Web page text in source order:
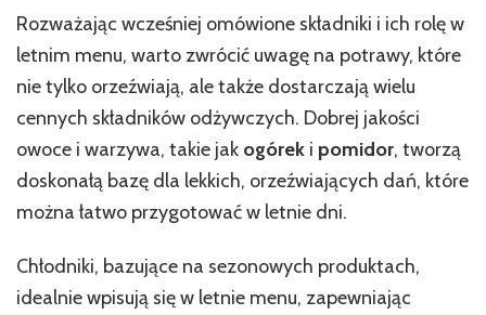
Rozważając wcześniej omówione składniki i ich rolę w
letnim menu, warto zwrócić uwagę na potrawy, które
nie tylko orzeźwiają, ale także dostarczają wielu
cennych składników odżywczych. Dobrej jakości
owoce i warzywa, takie jak ogórek i pomidor, tworzą
doskonałą bazę dla lekkich, orzeźwiających dań, które
można łatwo przygotować w letnie dni.
Chłodniki, bazujące na sezonowych produktach,
idealnie wpisują się w letnie menu, zapewniając